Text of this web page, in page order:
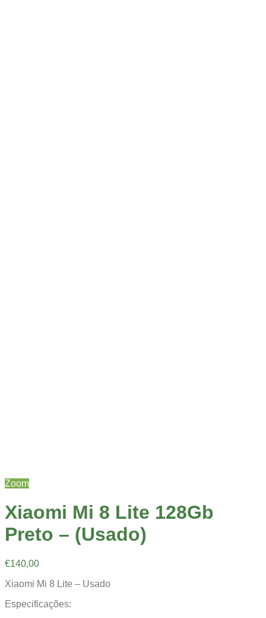
Zoom
Xiaomi Mi 8 Lite 128Gb
Preto – (Usado)
€140,00
Xiaomi Mi 8 Lite – Usado
Especificações: